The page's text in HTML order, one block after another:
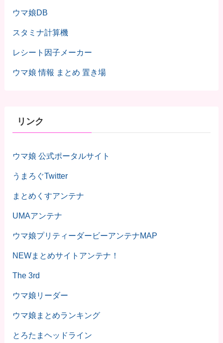
ウマ娘DB
スタミナ計算機
レシート因子メーカー
ウマ娘 情報 まとめ 置き場
リンク
ウマ娘 公式ポータルサイト
うまろぐTwitter
まとめくすアンテナ
UMAアンテナ
ウマ娘プリティーダービーアンテナMAP
NEWまとめサイトアンテナ！
The 3rd
ウマ娘リーダー
ウマ娘まとめランキング
とろたまヘッドライン